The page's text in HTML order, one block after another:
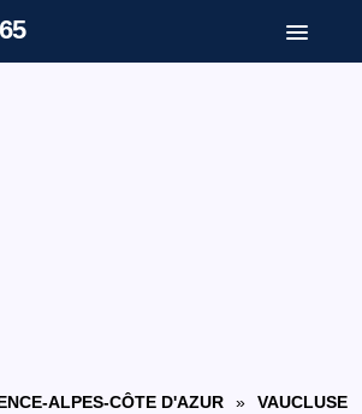
ALPES-CÔTE D'AZUR »
VAUCLUSE